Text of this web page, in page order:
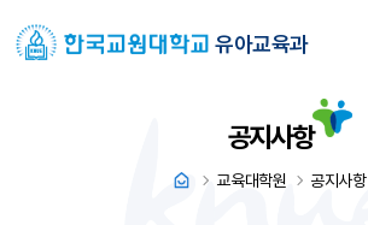
유아교육과
공지사항
교육대학원 공지사항